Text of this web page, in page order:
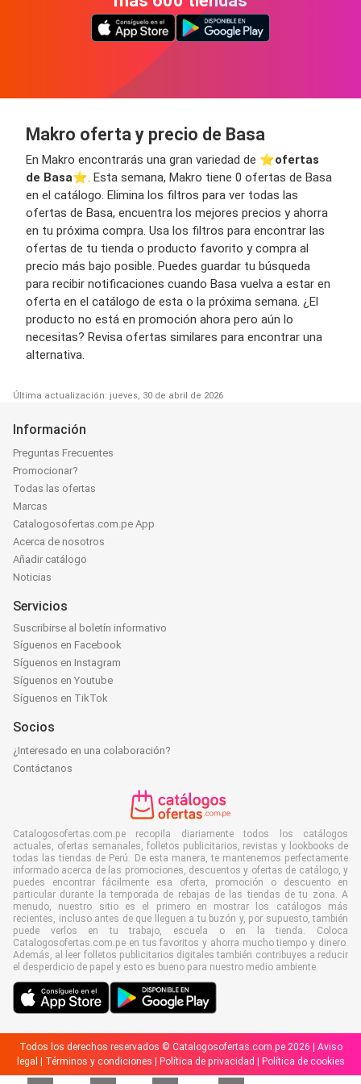
Makro oferta y precio de Basa
En Makro encontrarás una gran variedad de ⭐️ofertas
de Basa⭐️. Esta semana, Makro tiene 0 ofertas de Basa
en el catálogo. Elimina los filtros para ver todas las
ofertas de Basa, encuentra los mejores precios y ahorra
en tu próxima compra. Usa los filtros para encontrar las
ofertas de tu tienda o producto favorito y compra al
precio más bajo posible. Puedes guardar tu búsqueda
para recibir notificaciones cuando Basa vuelva a estar en
oferta en el catálogo de esta o la próxima semana. ¿El
producto no está en promoción ahora pero aún lo
necesitas? Revisa ofertas similares para encontrar una
alternativa.
Última actualización: jueves, 30 de abril de 2026
Información
Preguntas Frecuentes
Promocionar?
Todas las ofertas
Marcas
Catalogosofertas.com.pe App
Acerca de nosotros
Añadir catálogo
Noticias
Servicios
Suscribirse al boletín informativo
Síguenos en Facebook
Síguenos en Instagram
Síguenos en Youtube
Síguenos en TikTok
Socios
¿Interesado en una colaboración?
Contáctanos
Catalogosofertas.com.pe recopila diariamente todos los catálogos
actuales, ofertas semanales, folletos publicitarios, revistas y lookbooks de
todas las tiendas de Perú. De esta manera, te mantenemos perfectamente
informado acerca de las promociones, descuentos y ofertas de catálogo, y
puedes encontrar fácilmente esa oferta, promoción o descuento en
particular durante la temporada de rebajas de las tiendas de tu zona. A
menudo, nuestro sitio es el primero en mostrar los catálogos más
recientes, incluso antes de que lleguen a tu buzón y, por supuesto, también
puede verlos en tu trabajo, escuela o en la tienda. Coloca
Catalogosofertas.com.pe en tus favoritos y ahorra mucho tiempo y dinero.
Además, al leer folletos publicitarios digitales también contribuyes a reducir
el desperdicio de papel y esto es bueno para nuestro medio ambiente.
Todos los derechos reservados © Catalogosofertas.com.pe 2026 | Aviso
legal | Términos y condiciones | Política de privacidad | Política de cookies